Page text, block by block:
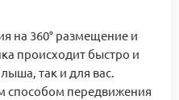
на 360° размещение и
происходит быстро и
так и для вас.
способом передвижения